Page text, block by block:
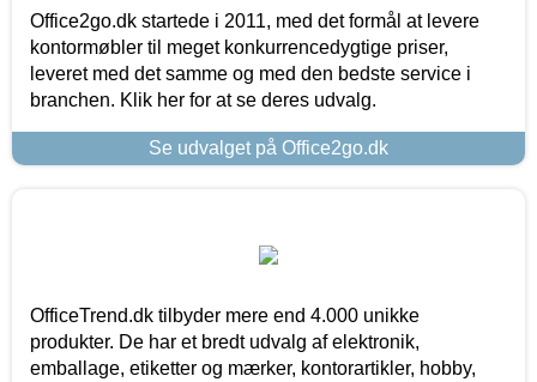
Office2go.dk startede i 2011, med det formål at levere
kontormøbler til meget konkurrencedygtige priser,
leveret med det samme og med den bedste service i
branchen. Klik her for at se deres udvalg.
Se udvalget på Office2go.dk
OfficeTrend.dk tilbyder mere end 4.000 unikke
produkter. De har et bredt udvalg af elektronik,
emballage, etiketter og mærker, kontorartikler, hobby,